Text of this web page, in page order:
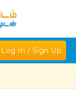
Log In / Sign Up